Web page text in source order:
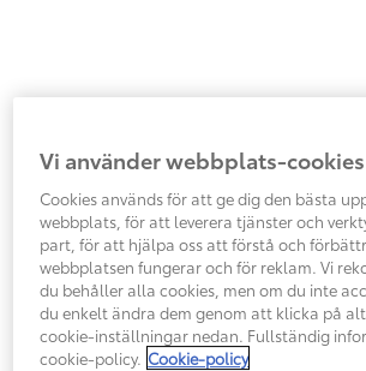
Vi använder webbplats-cookies
Cookies används för att ge dig den bästa
webbplats, för att leverera tjänster och
part, för att hjälpa oss att förstå och
webbplatsen fungerar och för reklam. Vi
du behåller alla cookies, men om du inte
du enkelt ändra dem genom att klicka på
cookie-inställningar nedan. Fullständig
cookie-policy. Cookie-policy